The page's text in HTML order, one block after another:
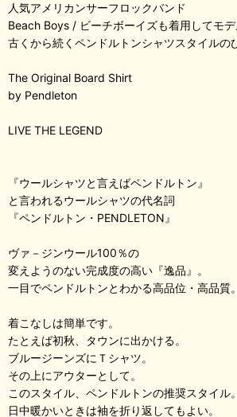
人気アメリカンサーフロックバンド
Beach Boys / ビーチボーイズも着用してモ
古くから続くペンドルトンシャツスタイルの
The Original Board Shirt
by Pendleton
LIVE THE LEGEND
『ウールシャツと言えばペンドルトン』
と言われるウールシャツの代名詞
『ペンドルトン・PENDLETON』
ヴァ－ジンウール100％の
変えようのない完成度の高い『逸品』。
一目でペンドルトンとわかる高品位・高品質。
着こなしは簡単です。
たとえば初秋、タウンに出かける。
ブルージーンズにＴシャツ。
その上にアウターとして。
このスタイル、ペンドルトンの推奨スタイル。
日中暖かいときは袖を折り返してもよい。